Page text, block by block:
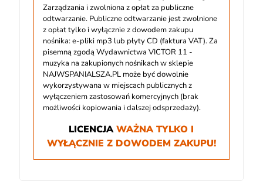
Zarządzania i zwolniona z opłat za publiczne
odtwarzanie. Publiczne odtwarzanie jest zwolnione
z opłat tylko i wyłącznie z dowodem zakupu
nośnika: e-pliki mp3 lub płyty CD (faktura VAT). Za
pisemną zgodą Wydawnictwa VICTOR 11 -
muzyka na zakupionych nośnikach w sklepie
NAJWSPANIALSZA.PL może być dowolnie
wykorzystywana w miejscach publicznych z
wyłączeniem zastosowań komercyjnych (brak
możliwości kopiowania i dalszej odsprzedaży).
LICENCJA WAŻNA TYLKO I
WYŁĄCZNIE Z DOWODEM ZAKUPU!